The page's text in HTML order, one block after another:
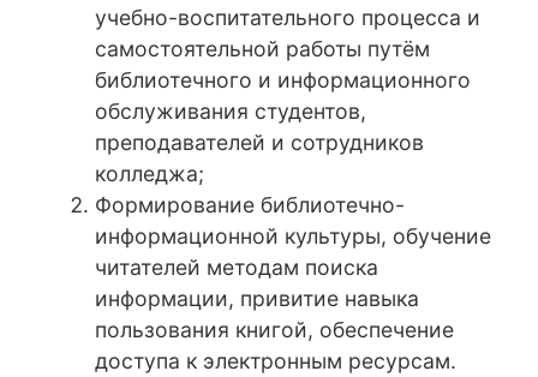
учебно-воспитательного процесса и
самостоятельной работы путём
библиотечного и информационного
обслуживания студентов,
преподавателей и сотрудников
колледжа;
Формирование библиотечно-
информационной культуры, обучение
читателей методам поиска
информации, привитие навыка
пользования книгой, обеспечение
доступа к электронным ресурсам.